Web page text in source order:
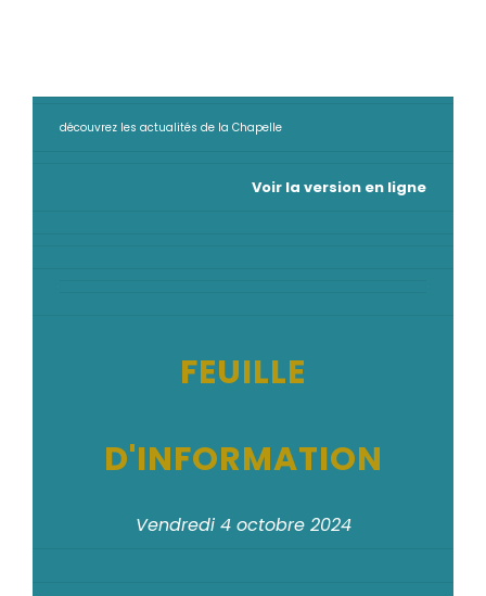
découvrez les actualités de la Chapelle
Voir la version en ligne
FEUILLE
D'INFORMATION
Vendredi 4 octobre 2024